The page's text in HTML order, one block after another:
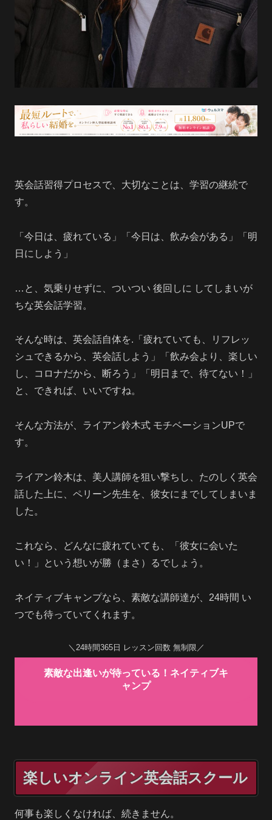
英会話習得プロセスで、大切なことは、学習の継続で
す。
「今日は、疲れている」「今日は、飲み会がある」「明
日にしよう」
…と、気乗りせずに、ついつい 後回しに してしまいが
ちな英会話学習。
そんな時は、英会話自体を.「疲れていても、リフレッ
シュできるから、英会話しよう」「飲み会より、楽しい
し、コロナだから、断ろう」「明日まで、待てない！」
と、できれば、いいですね。
そんな方法が、ライアン鈴木式 モチベーションUPで
す。
ライアン鈴木は、美人講師を狙い撃ちし、たのしく英会
話した上に、ペリーン先生を、彼女にまでしてしまいま
した。
これなら、どんなに疲れていても、「彼女に会いた
い！」という想いが勝（まさ）るでしょう。
ネイティブキャンプなら、素敵な講師達が、24時間 い
つでも待っていてくれます。
＼24時間365日 レッスン回数 無制限／
素敵な出逢いが待っている！ネイティブキ
ャンプ
楽しいオンライン英会話スクール
何事も楽しくなければ、続きません。